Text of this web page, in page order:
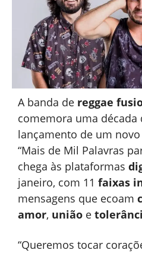
A banda de reggae
comemora uma
lançamento de um novo
“Mais de Mil Palavras
chega às plataformas
janeiro, com 11 faixas
mensagens que ecoam
amor, união e
“Queremos tocar